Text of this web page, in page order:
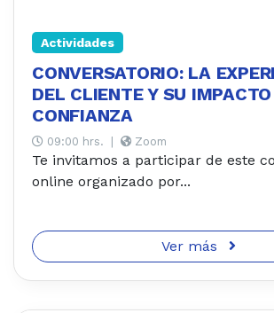
Actividades
CONVERSATORIO: LA
DEL CLIENTE Y SU
CONFIANZA
09:00 hrs. Zoom
Te invitamos a participar de este
online organizado por...
Ver más